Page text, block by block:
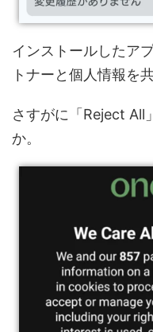
インストールしたア
トナーと個人情報を
さすがに「Reject All
か。